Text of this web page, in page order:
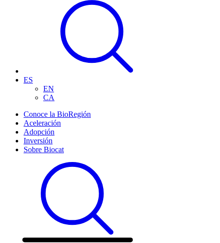
ES
EN
CA
Conoce la BioRegión
Aceleración
Adopción
Inversión
Sobre Biocat